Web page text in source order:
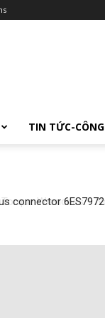
TIN TỨC-
connector